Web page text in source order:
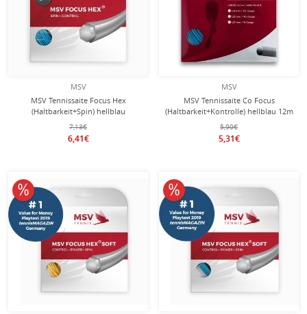
MSV
MSV Tennissaite Focus Hex
(Haltbarkeit+Spin) hellblau
Tennissaite 12m Set
7,13€
6,41€
MSV
MSV Tennissaite Co Focus
(Haltbarkeit+Kontrolle) hellblau 12m
Set
5,90€
5,31€
10% reduziert 10% reduziert